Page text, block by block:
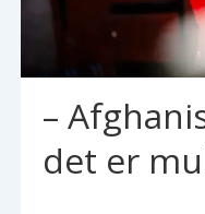
–
det er